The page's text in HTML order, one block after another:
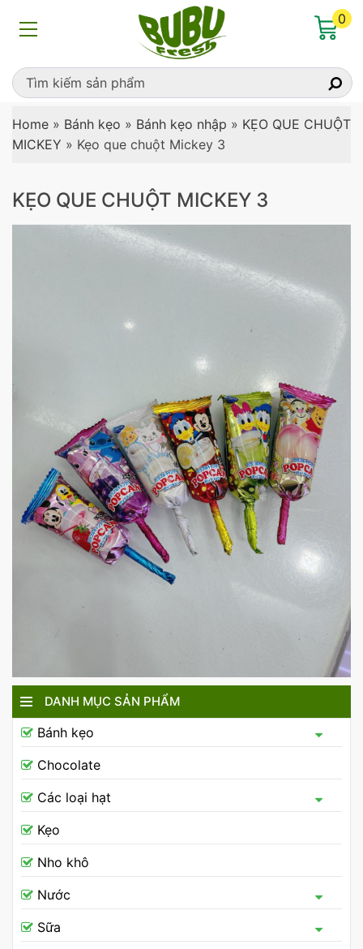
0
Home » Bánh kẹo » Bánh kẹo nhập » KẸO QUE CHUỘT
MICKEY » Kẹo que chuột Mickey 3
KẸO QUE CHUỘT MICKEY 3
DANH MỤC SẢN PHẨM
Bánh kẹo
Chocolate
Các loại hạt
Kẹo
Nho khô
Nước
Sữa